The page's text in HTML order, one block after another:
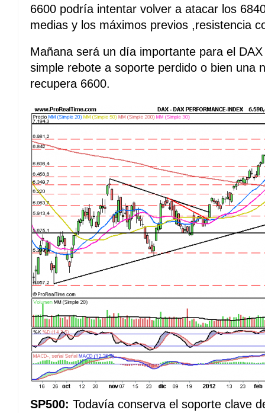
6600 podría intentar volver a atacar los
medias y los máximos previos ,resistencia
Mañana será un día importante para el
simple rebote a soporte perdido o bien una
recupera 6600.
SP500: Todavía conserva el soporte clave